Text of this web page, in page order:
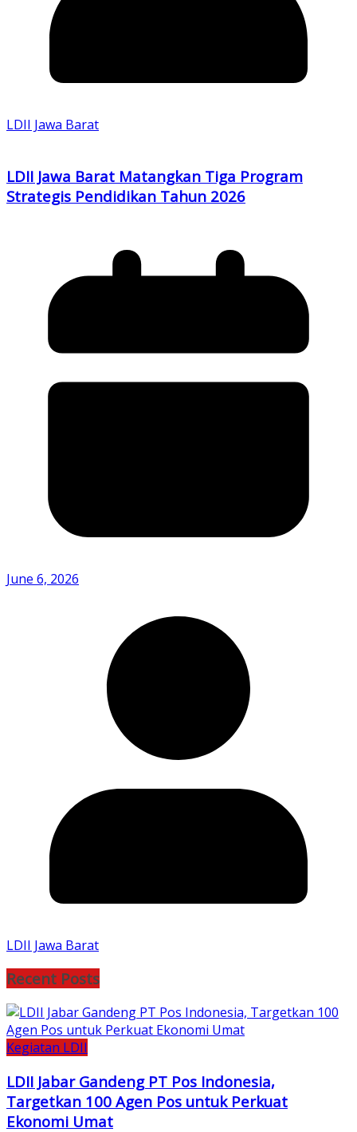
LDII Jawa Barat
LDII Jawa Barat Matangkan Tiga Program
Strategis Pendidikan Tahun 2026
June 6, 2026
LDII Jawa Barat
Recent Posts
Kegiatan LDII
LDII Jabar Gandeng PT Pos Indonesia,
Targetkan 100 Agen Pos untuk Perkuat
Ekonomi Umat